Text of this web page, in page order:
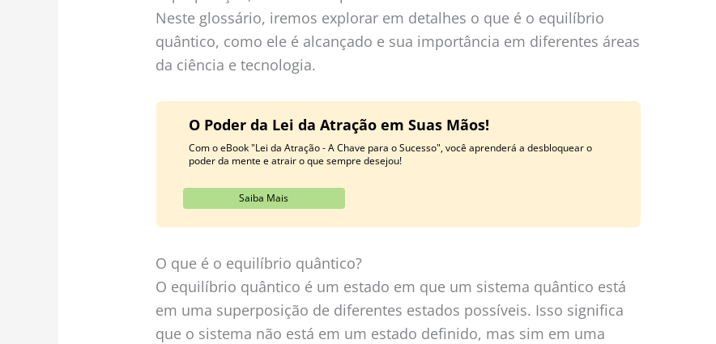
Neste glossário, iremos explorar em detalhes o que é o equilíbrio
quântico, como ele é alcançado e sua importância em diferentes áreas
da ciência e tecnologia.
O Poder da Lei da Atração em Suas Mãos!
Com o eBook "Lei da Atração - A Chave para o Sucesso", você aprenderá a desbloquear o
poder da mente e atrair o que sempre desejou!
Saiba Mais
O que é o equilíbrio quântico?
O equilíbrio quântico é um estado em que um sistema quântico está
em uma superposição de diferentes estados possíveis. Isso significa
que o sistema não está em um estado definido, mas sim em uma